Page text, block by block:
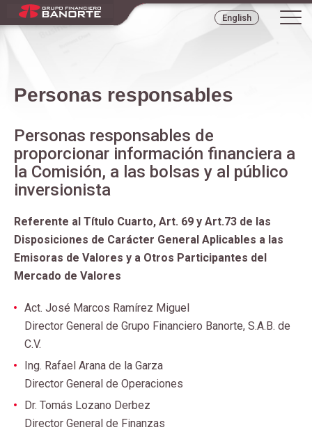
English
Personas responsables
Personas responsables de
proporcionar información financiera a
la Comisión, a las bolsas y al público
inversionista
Referente al Título Cuarto, Art. 69 y Art.73 de las
Disposiciones de Carácter General Aplicables a las
Emisoras de Valores y a Otros Participantes del
Mercado de Valores
Act. José Marcos Ramírez Miguel
Director General de Grupo Financiero Banorte, S.A.B. de
C.V.
Ing. Rafael Arana de la Garza
Director General de Operaciones
Dr. Tomás Lozano Derbez
Director General de Finanzas